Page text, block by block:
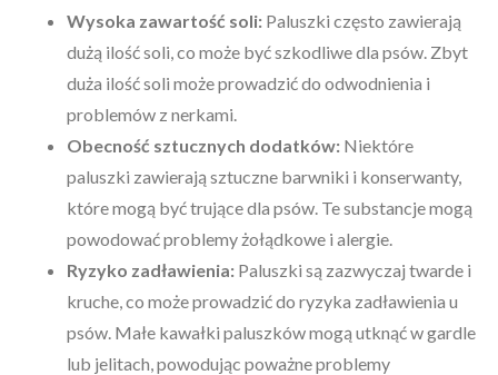
Wysoka zawartość soli: Paluszki często zawierają
dużą ilość soli, co może być szkodliwe dla psów. Zbyt
duża ilość soli może prowadzić do odwodnienia i
problemów z nerkami.
Obecność sztucznych dodatków: Niektóre
paluszki zawierają sztuczne barwniki i konserwanty,
które mogą być trujące dla psów. Te substancje mogą
powodować problemy żołądkowe i alergie.
Ryzyko zadławienia: Paluszki są zazwyczaj twarde i
kruche, co może prowadzić do ryzyka zadławienia u
psów. Małe kawałki paluszków mogą utknąć w gardle
lub jelitach, powodując poważne problemy